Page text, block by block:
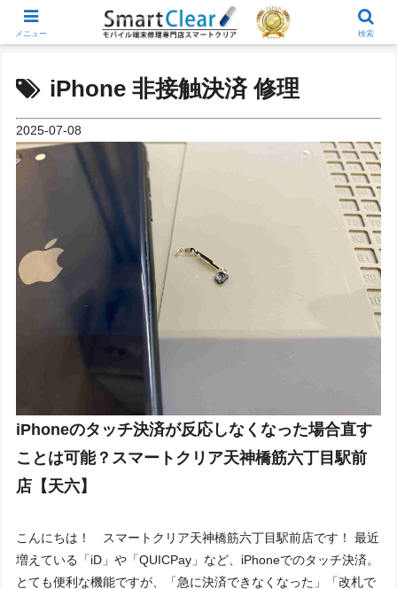
iPhone 非接触決済 修理
2025-07-08
iPhoneのタッチ決済が反応しなくなった場合直す
ことは可能？スマートクリア天神橋筋六丁目駅前
店【天六】
こんにちは！ スマートクリア天神橋筋六丁目駅前店です！ 最近
増えている「iD」や「QUICPay」など、iPhoneでのタッチ決済。
とても便利な機能ですが、「急に決済できなくなった」「改札で
メニュー 検索